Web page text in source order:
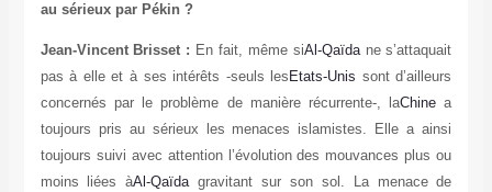
au sérieux par Pékin ?
Jean-Vincent Brisset : En fait, même siAl-Qaïdane s’attaquait
pas à elle et à ses intérêts -seuls les Etats-Unis sont d’ailleurs
concernés par le problème de manière récurrente-, laChine a
toujours pris au sérieux les menaces islamistes. Elle a ainsi
toujours suivi avec attention l’évolution des mouvances plus ou
moins liées àAl-Qaïdagravitant sur son sol. La menace de